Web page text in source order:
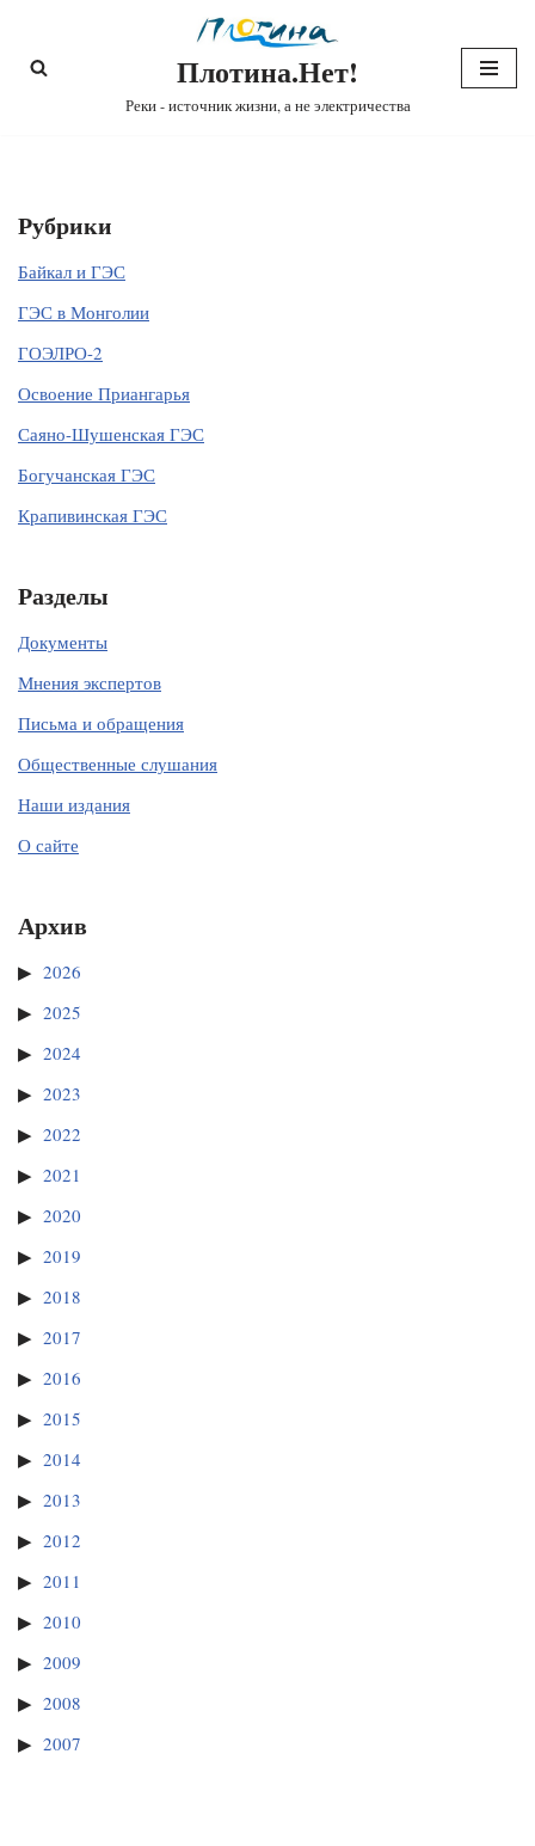
Перейти
Плотина.Нет!
Реки - источник жизни, а не электричества
Рубрики
Байкал и ГЭС
ГЭС в Монголии
ГОЭЛРО-2
Освоение Приангарья
Саяно-Шушенская ГЭС
Богучанская ГЭС
Крапивинская ГЭС
Разделы
Документы
Мнения экспертов
Письма и обращения
Общественные слушания
Наши издания
О сайте
Архив
2026
2025
2024
2023
2022
2021
2020
2019
2018
2017
2016
2015
2014
2013
2012
2011
2010
2009
2008
2007